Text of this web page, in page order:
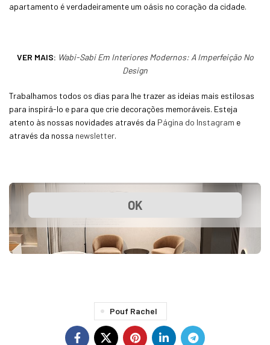
apartamento é verdadeiramente um oásis no coração da cidade.
VER MAIS: Wabi-Sabi Em Interiores Modernos: A Imperfeição No
Design
Trabalhamos todos os dias para lhe trazer as ideias mais estilosas
para inspirá-lo e para que crie decorações memoráveis. Esteja
atento às nossas novidades através da Página do Instagram e
através da nossa newsletter.
Pouf Rachel